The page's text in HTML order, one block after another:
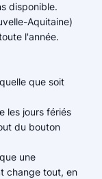
disponible.
Aquitaine)
l'année.
que soit
les jours fériés
du bouton
une
change tout, en